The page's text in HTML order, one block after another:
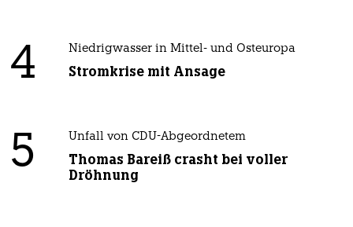
4 Niedrigwasser in Mittel- und Osteuropa
Stromkrise mit Ansage
5 Unfall von CDU-Abgeordnetem
Thomas Bareiß crasht bei voller
Dröhnung